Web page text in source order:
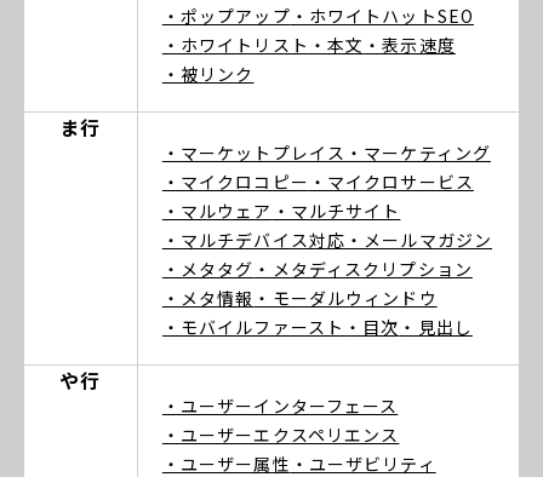
・ポップアップ ・ホワイトハットSEO
・ホワイトリスト ・本文 ・表示速度
・被リンク
ま行
・マーケットプレイス ・マーケティング
・マイクロコピー ・マイクロサービス
・マルウェア ・マルチサイト
・マルチデバイス対応 ・メールマガジン
・メタタグ ・メタディスクリプション
・メタ情報 ・モーダルウィンドウ
・モバイルファースト ・目次 ・見出し
や行
・ユーザーインターフェース
・ユーザーエクスペリエンス
・ユーザー属性 ・ユーザビリティ